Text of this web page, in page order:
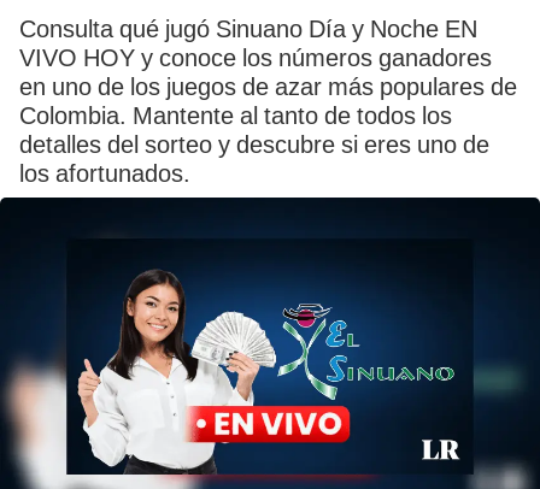
Consulta qué jugó Sinuano Día y Noche EN
VIVO HOY y conoce los números ganadores
en uno de los juegos de azar más populares de
Colombia. Mantente al tanto de todos los
detalles del sorteo y descubre si eres uno de
los afortunados.